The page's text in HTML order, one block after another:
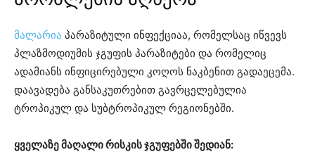
მალარია პარაზიტული ინფექციაა, რომელსაც იწვევს
პლაზმოდიუმის ჯგუფის პარაზიტები და რომელიც
ადამიანს ინფიცირებული კოღოს ნაკბენით გადაეცემა.
დაავადება განსაკუთრებით გავრცელებულია
ტროპიკულ და სუბტროპიკულ რეგიონებში.
ყველაზე მაღალი რისკის ჯგუფებში შედიან: